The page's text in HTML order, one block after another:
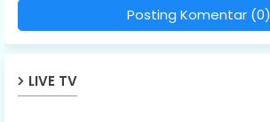
Posting Komentar (0)
LIVE TV